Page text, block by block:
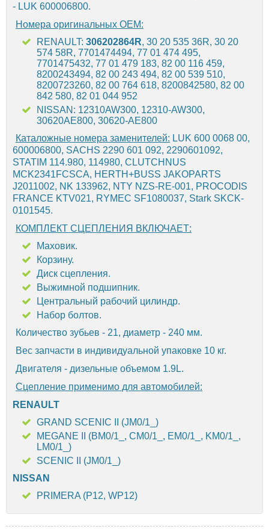
- LUK 600006800.
Номера оригинальных OEM:
RENAULT: 306202864R, 30 20 535 36R, 30 20
574 58R, 7701474494, 77 01 474 495,
7701475432, 77 01 479 183, 82 00 116 459,
8200243494, 82 00 243 494, 82 00 539 510,
8200723260, 82 00 764 618, 8200842580, 82 00
842 580, 82 01 044 952
NISSAN: 12310AW300, 12310-AW300,
30620AE800, 30620-AE800
Каталожные номера заменителей: LUK 600 0068 00,
600006800, SACHS 2290 601 092, 2290601092,
STATIM 114.980, 114980, CLUTCHNUS
MCK2341FCSCA, HERTH+BUSS JAKOPARTS
J2011002, NK 133962, NTY NZS-RE-001, PROCODIS
FRANCE KTV021, RYMEC SF1080037, Stark SKCK-
0101545.
КОМПЛЕКТ СЦЕПЛЕНИЯ ВКЛЮЧАЕТ:
Маховик.
Корзину.
Диск сцепления.
Выжимной подшипник.
Центральный рабочий цилиндр.
Набор болтов.
Количество зубьев - 21, диаметр - 240 мм.
Вес запчасти в индивидуальной упаковке 10 кг.
Двигателя - дизельные объемом 1.9L.
Сцепление применимо для автомобилей:
RENAULT
GRAND SCENIC II (JM0/1_)
MEGANE II (BM0/1_, CM0/1_, EM0/1_, KM0/1_,
LM0/1_)
SCENIC II (JM0/1_)
NISSAN
PRIMERA (P12, WP12)